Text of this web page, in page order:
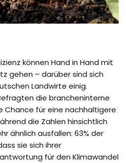
können Hand in Hand mit
gehen – darüber sind sich
Landwirte einig.
die brancheninterne
Chance für eine nachhaltigere
die Zahlen hinsichtlich
ähnlich ausfallen: 63% der
sie sich ihrer
für den Klimawandel